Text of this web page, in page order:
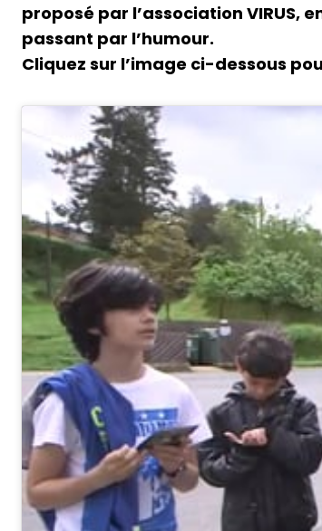
proposé par l’association VIRUS,
passant par l’humour.
Cliquez sur l’image ci-dessous